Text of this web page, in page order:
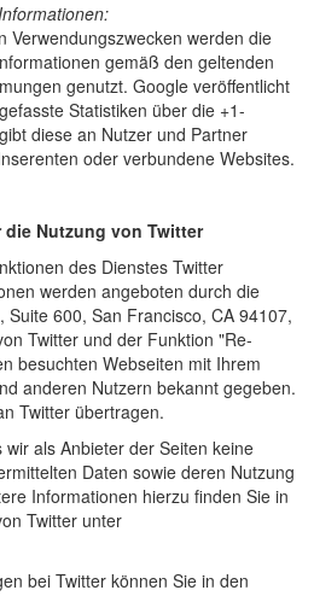
Verwendungszwecken werden die
gemäß den geltenden
genutzt. Google veröffentlicht
Statistiken über die +1-
diese an Nutzer und Partner
oder verbundene Websites.
Nutzung von Twitter
des Dienstes Twitter
werden angeboten durch die
Suite 600, San Francisco, CA 94107,
Twitter und der Funktion "Re-
besuchten Webseiten mit Ihrem
anderen Nutzern bekannt gegeben.
Twitter übertragen.
als Anbieter der Seiten keine
Daten sowie deren Nutzung
Informationen hierzu finden Sie in
Twitter unter
bei Twitter können Sie in den